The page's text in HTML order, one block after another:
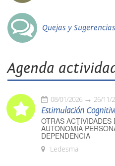
Quejas y Sugerencias
Agenda
08/01/2026 26/11/
Estimulación
OTRAS
AUTONOMÍA
DEPENDENCIA
Ledesma